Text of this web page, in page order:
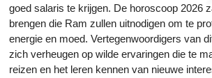
goed salaris te krijgen. De horoscoop 2026
brengen die Ram zullen uitnodigen om te
energie en moed. Vertegenwoordigers van
zich verheugen op wilde ervaringen die te
reizen en het leren kennen van nieuwe